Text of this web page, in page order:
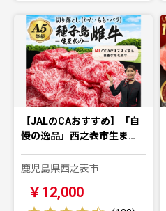
【JALのCAおすすめ】「自
慢の逸品」西之表市生ま…
鹿児島県西之表市
￥12,000